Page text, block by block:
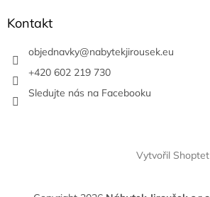
Kontakt
objednavky@nabytekjirousek.eu
+420 602 219 730
Sledujte nás na Facebooku
Vytvořil Shoptet